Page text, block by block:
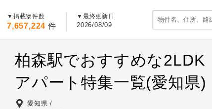
▼掲載物件数
7,657,224 件
▼最終更新日
2026/08/09
柏森駅でおすすめな2LDK
アパート特集一覧(愛知県)
愛知県